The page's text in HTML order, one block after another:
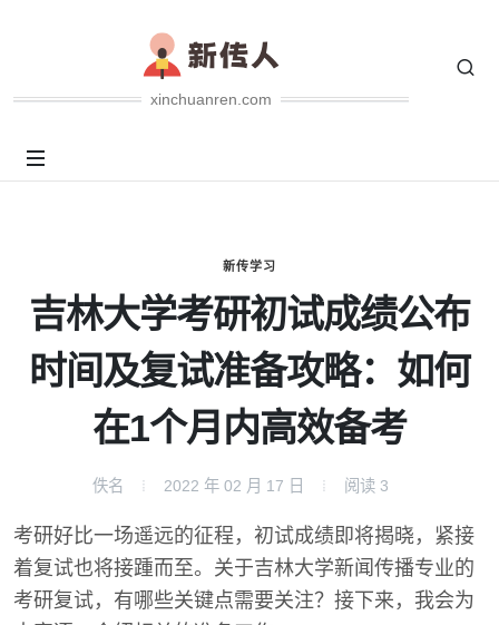
xinchuanren.com
新传学习
吉林大学考研初试成绩公布
时间及复试准备攻略：如何
在1个月内高效备考
佚名 2022 年 02 月 17 日 阅读 3
考研好比一场遥远的征程，初试成绩即将揭晓，紧接
着复试也将接踵而至。关于吉林大学新闻传播专业的
考研复试，有哪些关键点需要关注？接下来，我会为